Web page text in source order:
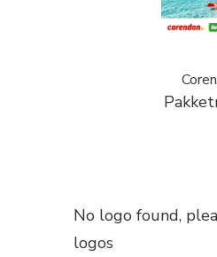
No logo found,
logos